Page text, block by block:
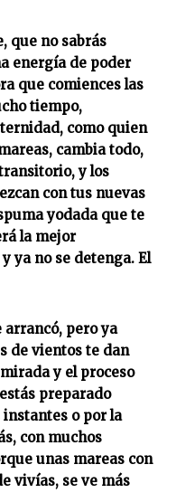
que no sabrás
energía de poder
que comiences las
tiempo,
como quien
cambia todo,
y los
con tus nuevas
yodada que te
la mejor
ya no se detenga. El
arrancó, pero ya
de vientos te dan
y el proceso
preparado
instantes o por la
con muchos
unas mareas con
vivías, se ve más